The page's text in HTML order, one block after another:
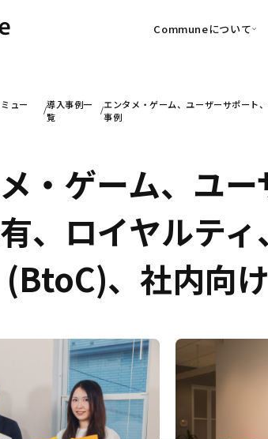
Communeについて
可視化
信頼を醸成する信頼起点経営
SuccessHub）
・Commune
ュー
導入事例一
覧
エンタメ・ゲーム、ユーザーサポート
事例
・ゲーム、ユ
、ロイヤルテ
(BtoC)、社内向